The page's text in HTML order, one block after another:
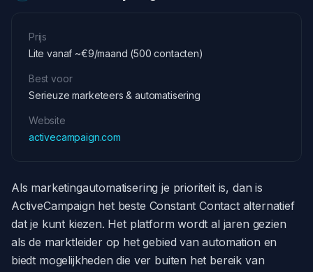
Prijs
Lite vanaf ~€9/maand (500 contacten)
Best voor
Serieuze marketeers & automatisering
Website
activecampaign.com
Als marketingautomatisering je prioriteit is, dan is
ActiveCampaign het beste Constant Contact alternatief
dat je kunt kiezen. Het platform wordt al jaren gezien
als de marktleider op het gebied van automation en
biedt mogelijkheden die ver buiten het bereik van